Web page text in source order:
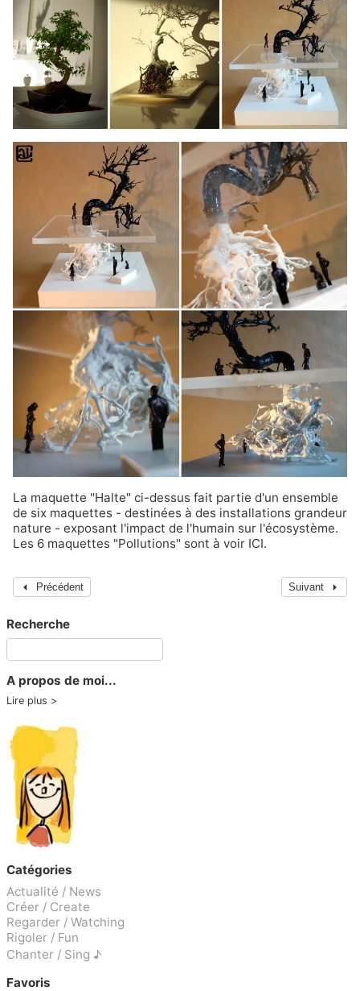
La maquette "Halte" ci-dessus fait partie d'un ensemble
de six maquettes - destinées à des installations grandeur
nature - exposant l'impact de l'humain sur l'écosystème.
Les 6 maquettes "Pollutions" sont à voir ICI.
Précédent Suivant
Recherche
A propos de moi...
Lire plus
Catégories
Actualité / News
Créer / Create
Regarder / Watching
Rigoler / Fun
Chanter / Sing ♪
Favoris